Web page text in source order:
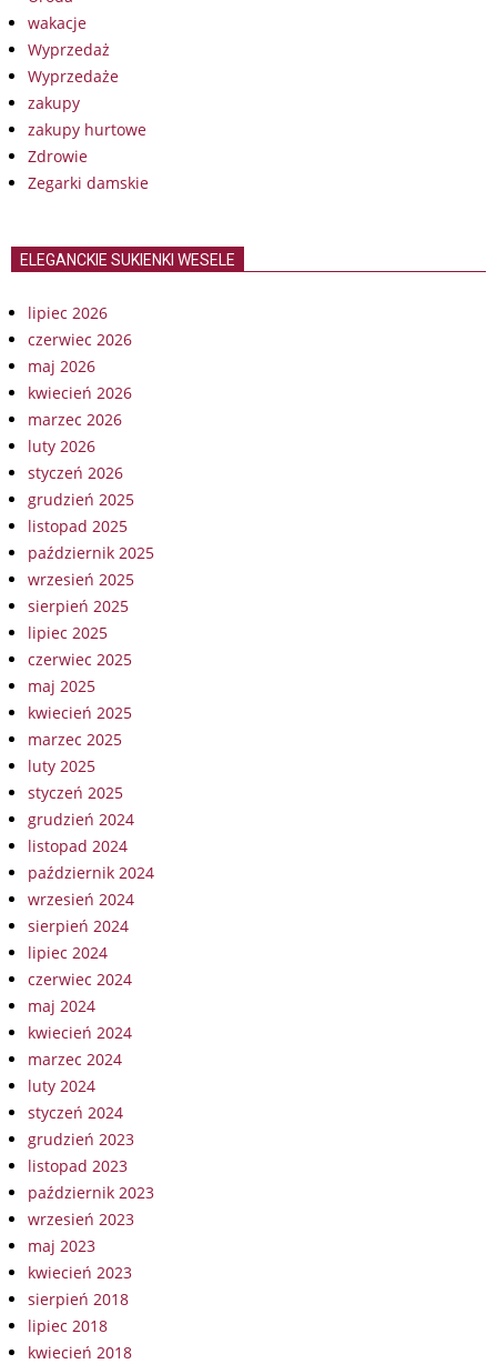
wakacje
Wyprzedaż
Wyprzedaże
zakupy
zakupy hurtowe
Zdrowie
Zegarki damskie
ELEGANCKIE SUKIENKI WESELE
lipiec 2026
czerwiec 2026
maj 2026
kwiecień 2026
marzec 2026
luty 2026
styczeń 2026
grudzień 2025
listopad 2025
październik 2025
wrzesień 2025
sierpień 2025
lipiec 2025
czerwiec 2025
maj 2025
kwiecień 2025
marzec 2025
luty 2025
styczeń 2025
grudzień 2024
listopad 2024
październik 2024
wrzesień 2024
sierpień 2024
lipiec 2024
czerwiec 2024
maj 2024
kwiecień 2024
marzec 2024
luty 2024
styczeń 2024
grudzień 2023
listopad 2023
październik 2023
wrzesień 2023
maj 2023
kwiecień 2023
sierpień 2018
lipiec 2018
kwiecień 2018